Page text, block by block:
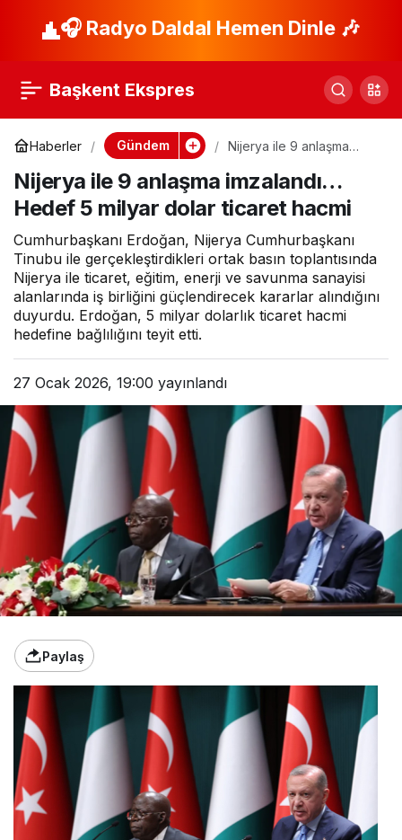
🎧 Radyo Daldal Hemen Dinle 🎶
Başkent Ekspres
Haberler Gündem
Nijerya ile 9 anlaşma
milyar dolar ticaret hacmi
Nijerya ile 9 anlaşma imzalandı…
Hedef 5 milyar dolar ticaret hacmi
Cumhurbaşkanı Erdoğan, Nijerya Cumhurbaşkanı
Tinubu ile gerçekleştirdikleri ortak basın toplantısında
Nijerya ile ticaret, eğitim, enerji ve savunma sanayisi
alanlarında iş birliğini güçlendirecek kararlar alındığını
duyurdu. Erdoğan, 5 milyar dolarlık ticaret hacmi
hedefine bağlılığını teyit etti.
27 Ocak 2026, 19:00 yayınlandı
Paylaş
Nijerya ile 9 anlaşma
milyar dolar ticaret
hacmi